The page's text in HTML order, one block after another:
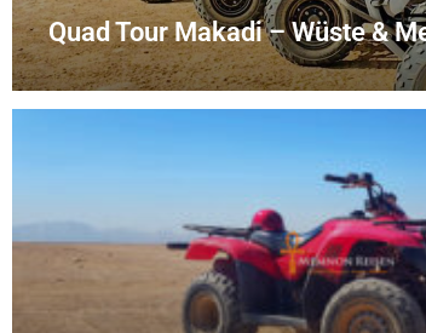
Quad Tour Makadi – Wüste &